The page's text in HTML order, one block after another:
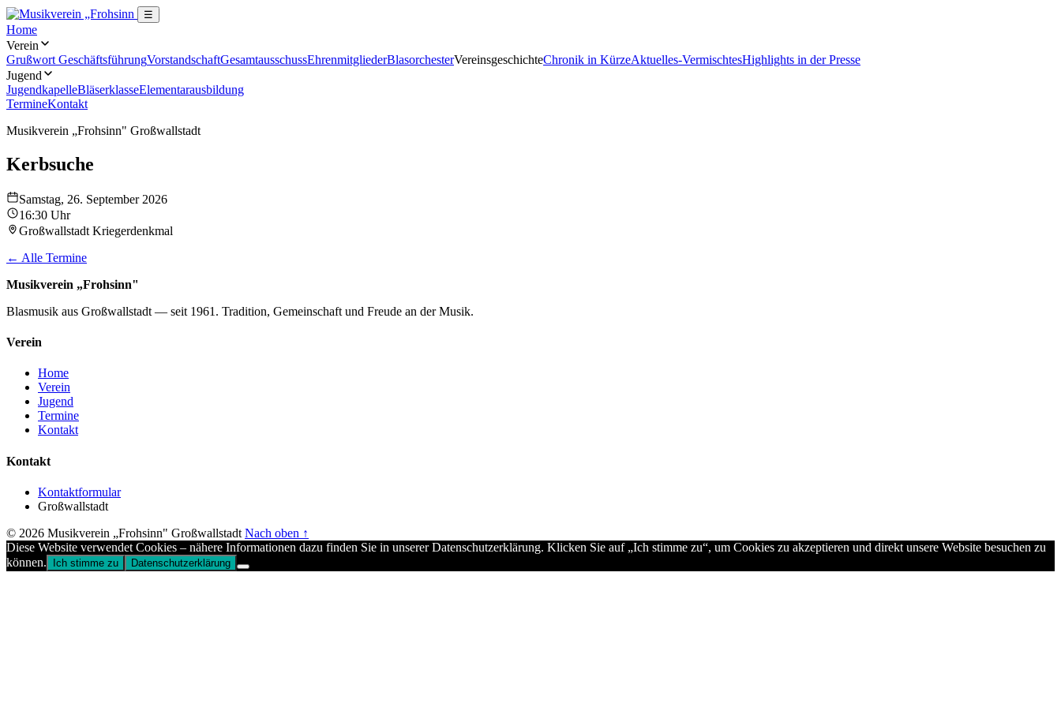
☰
Home
Verein
Grußwort GeschäftsführungVorstandschaftGesamtausschussEhrenmitgliederBlasorchesterVereinsgeschichteChronik in KürzeAktuelles-VermischtesHighlights in der Presse
Jugend
JugendkapelleBläserklasseElementarausbildung
TermineKontakt
Musikverein „Frohsinn" Großwallstadt
Kerbsuche
Samstag, 26. September 2026
16:30 Uhr
Großwallstadt Kriegerdenkmal
← Alle Termine
Musikverein „Frohsinn"
Blasmusik aus Großwallstadt — seit 1961. Tradition, Gemeinschaft und Freude an der Musik.
Verein
Home
Verein
Jugend
Termine
Kontakt
Kontakt
Kontaktformular
Großwallstadt
© 2026 Musikverein „Frohsinn" Großwallstadt Nach oben ↑
Diese Website verwendet Cookies – nähere Informationen dazu finden Sie in unserer Datenschutzerklärung. Klicken Sie auf „Ich stimme zu“, um Cookies zu akzeptieren und direkt unsere Website besuchen zu
können.
Ich stimme zu Datenschutzerklärung